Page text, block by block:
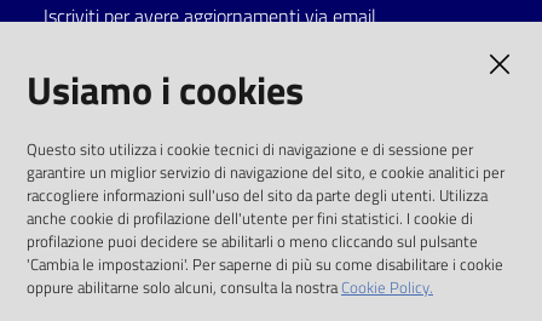
Catalogo
Eventi
Chiedi al
bibliotecario
Avvisi
Iscriviti per avere aggiornamenti via email
solo alle condizioni previste dalla direttiva
comunitaria 2003/98/CE e dal d.lgs. 36/2006
SOCIAL
Instagram
Usiamo i cookies
Questo sito utilizza i cookie tecnici di navigazione e di sessione per
garantire un miglior servizio di navigazione del sito, e cookie analitici per
raccogliere informazioni sull'uso del sito da parte degli utenti. Utilizza
anche cookie di profilazione dell'utente per fini statistici. I cookie di
profilazione puoi decidere se abilitarli o meno cliccando sul pulsante
'Cambia le impostazioni'. Per saperne di più su come disabilitare i cookie
oppure abilitarne solo alcuni, consulta la nostraCookie Policy.